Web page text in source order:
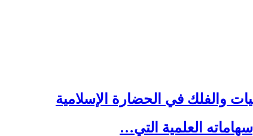
والفلك في الحضارة الإسلامية
العلمية التي…